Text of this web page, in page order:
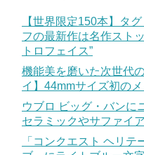
【世界限定150本】タ
フの最新作は名作スト
トロフェイス”
機能美を磨いた次世代
イ】44mmサイズ初の
ウブロ ビッグ・バンに
セラミックやサファイ
「コンクエスト ヘリ